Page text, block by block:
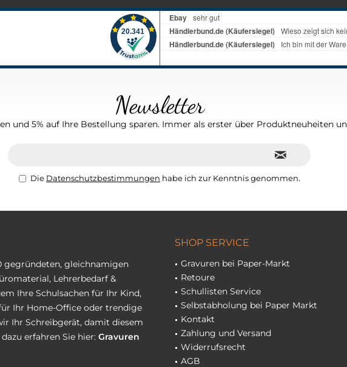
Newsletter
und 5% auf Ihre Bestellung sparen. Immer als erster über Produktneuheiten
Die Datenschutzbestimmungen habe ich zur Kenntnis genommen.
gegründeten, gleichnamigen
Lehrerbedarf &
Ihre Schulsachen für Ihr Kind,
Ihr Home-Office oder trendige
Ihr Schreibgerät, damit diesem
erfahren Sie hier: Gravuren
SHOP SERVICE
Gravuren bei Paper-Markt
Retoure
Schullisten Service
Selbstabholung bei Paper Markt
Kontakt
Zahlung und Versand
Widerrufsrecht
AGB